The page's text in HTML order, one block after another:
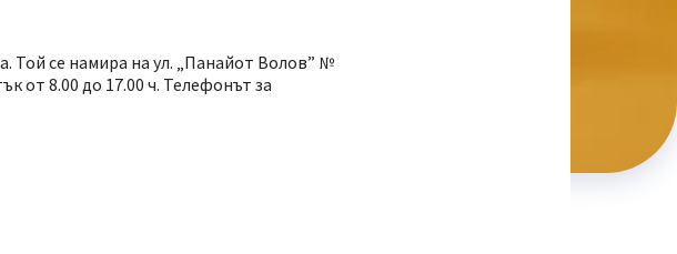
Той се намира на ул. „Панайот Волов” №
от 8.00 до 17.00 ч. Телефонът за